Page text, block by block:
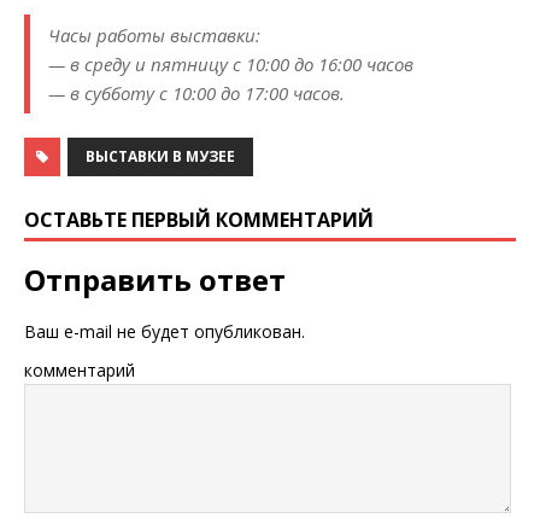
Часы работы выставки:
— в среду и пятницу с 10:00 до 16:00 часов
— в субботу с 10:00 до 17:00 часов.
ВЫСТАВКИ В МУЗЕЕ
ОСТАВЬТЕ ПЕРВЫЙ КОММЕНТАРИЙ
Отправить ответ
Ваш e-mail не будет опубликован.
комментарий